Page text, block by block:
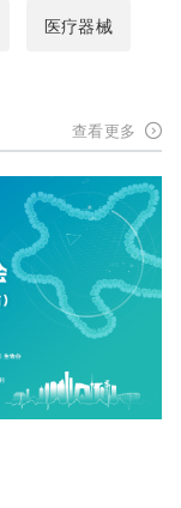
医疗器械
查看更多